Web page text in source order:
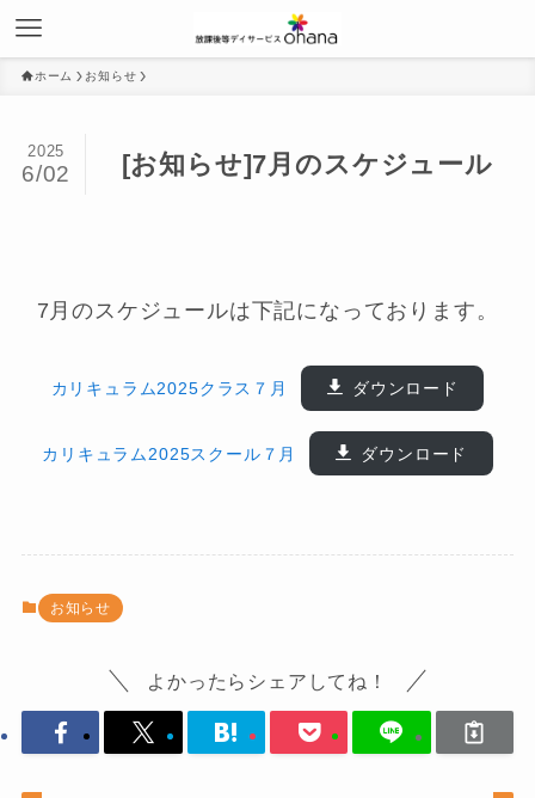
ホーム お知らせ
[お知らせ]7月のスケジュール
2025
6/02
7月のスケジュールは下記になっております。
カリキュラム2025クラス７月 ダウンロード
カリキュラム2025スクール７月 ダウンロード
お知らせ
よかったらシェアしてね！